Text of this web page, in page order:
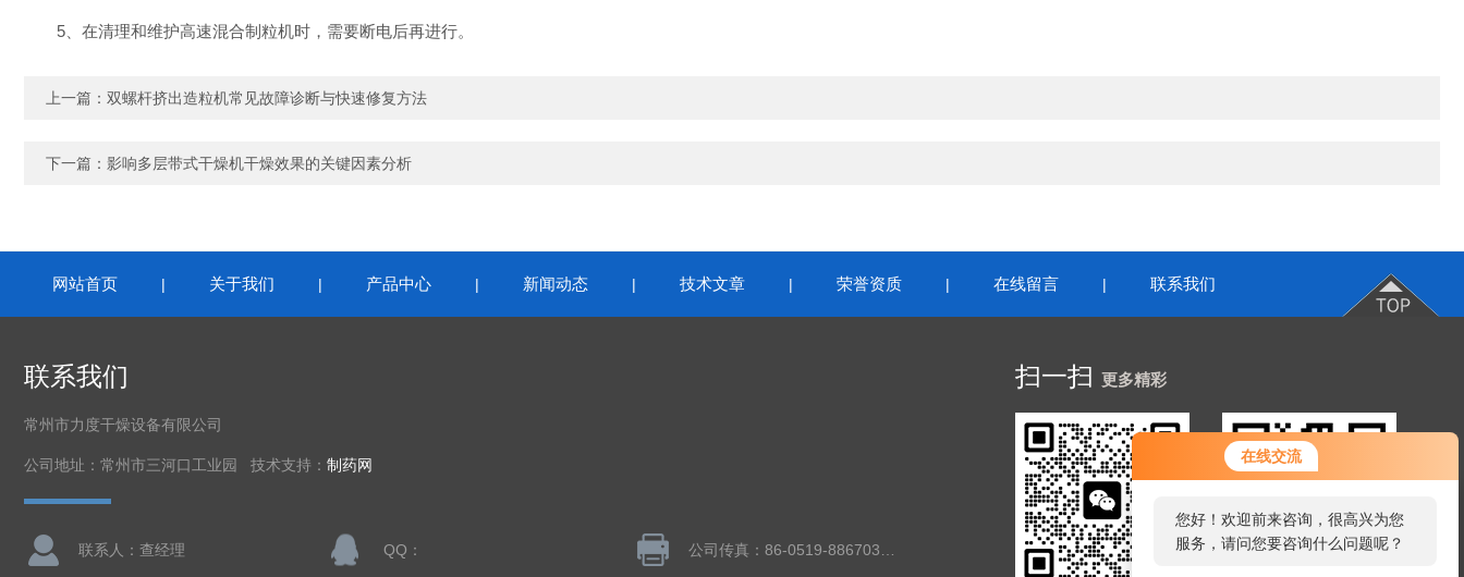
在线交流
您好！欢迎前来咨询，很高兴为您
服务，请问您要咨询什么问题呢？
5、在清理和维护高速混合制粒机时，需要断电后再进行。
上一篇： 双螺杆挤出造粒机常见故障诊断与快速修复方法
下一篇： 影响多层带式干燥机干燥效果的关键因素分析
网站首页 | 关于我们 | 产品中心 | 新闻动态 | 技术文章 | 荣誉资质 | 在线留言 | 联系我们
联系我们
常州市力度干燥设备有限公司
公司地址：常州市三河口工业园 技术支持： 制药网
联系人：查经理 QQ：
扫一扫 更多精彩